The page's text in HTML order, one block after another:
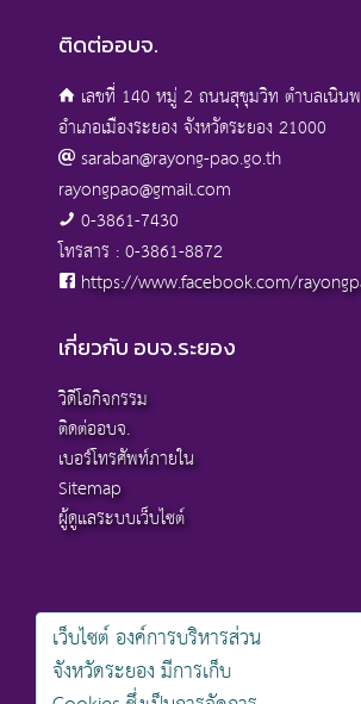
ติดต่ออบจ.
เลขที่ 140 หมู่ 2 ถนนสุขุมวิท ตำบลเนิน
อำเภอเมืองระยอง จังหวัดระยอง 21000
saraban@rayong-pao.go.th
rayongpao@gmail.com
0-3861-7430
โทรสาร : 0-3861-8872
https://www.facebook.com/
เกี่ยวกับ อบจ.ระยอง
วิดีโอกิจกรรม
ติดต่ออบจ.
เบอร์โทรศัพท์ภายใน
Sitemap
ผู้ดูแลระบบเว็บไซต์
สงวนลิขสิทธิ์ © 2568 , องค์การบริหารส่ว
นโยบายการคุ้มครองข้อมูลส่วนบุคคล
เว็บไซต์ องค์การบริหารส่วน
จังหวัดระยอง มีการเก็บ